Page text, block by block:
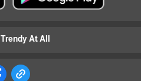
Trendy At All ©